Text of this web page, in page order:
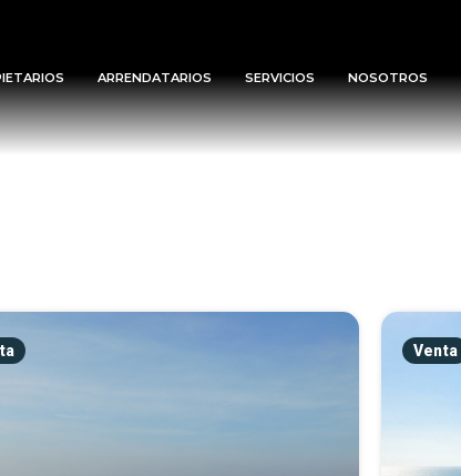
ARRENDATARIOS SERVICIOS NOSOTROS
Venta